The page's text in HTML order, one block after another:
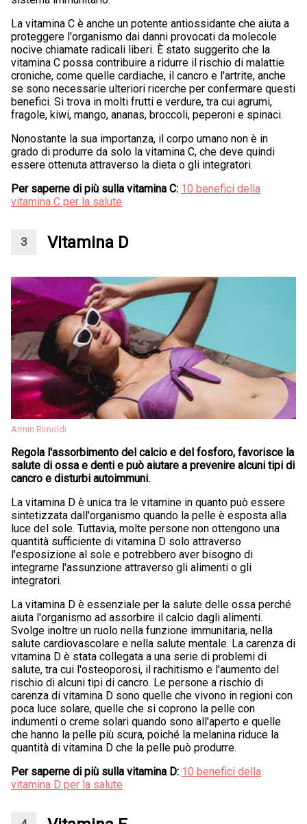
La vitamina C è anche un potente antiossidante che aiuta a
proteggere l'organismo dai danni provocati da molecole
nocive chiamate radicali liberi. È stato suggerito che la
vitamina C possa contribuire a ridurre il rischio di malattie
croniche, come quelle cardiache, il cancro e l'artrite, anche
se sono necessarie ulteriori ricerche per confermare questi
benefici. Si trova in molti frutti e verdure, tra cui agrumi,
fragole, kiwi, mango, ananas, broccoli, peperoni e spinaci.
Nonostante la sua importanza, il corpo umano non è in
grado di produrre da solo la vitamina C, che deve quindi
essere ottenuta attraverso la dieta o gli integratori.
Per saperne di più sulla vitamina C: 10 benefici della
vitamina C per la salute
Vitamina D
Armin Rimoldi
Regola l'assorbimento del calcio e del fosforo, favorisce la
salute di ossa e denti e può aiutare a prevenire alcuni tipi di
cancro e disturbi autoimmuni.
La vitamina D è unica tra le vitamine in quanto può essere
sintetizzata dall'organismo quando la pelle è esposta alla
luce del sole. Tuttavia, molte persone non ottengono una
quantità sufficiente di vitamina D solo attraverso
l'esposizione al sole e potrebbero aver bisogno di
integrarne l'assunzione attraverso gli alimenti o gli
integratori.
La vitamina D è essenziale per la salute delle ossa perché
aiuta l'organismo ad assorbire il calcio dagli alimenti.
Svolge inoltre un ruolo nella funzione immunitaria, nella
salute cardiovascolare e nella salute mentale. La carenza di
vitamina D è stata collegata a una serie di problemi di
salute, tra cui l'osteoporosi, il rachitismo e l'aumento del
rischio di alcuni tipi di cancro. Le persone a rischio di
carenza di vitamina D sono quelle che vivono in regioni con
poca luce solare, quelle che si coprono la pelle con
indumenti o creme solari quando sono all'aperto e quelle
che hanno la pelle più scura, poiché la melanina riduce la
quantità di vitamina D che la pelle può produrre.
Per saperne di più sulla vitamina D: 10 benefici della
vitamina D per la salute